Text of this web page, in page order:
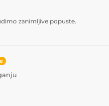
zanimljive popuste.